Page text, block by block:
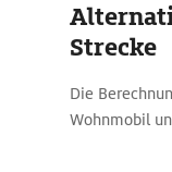
Strecke
Die
Wohnmobil